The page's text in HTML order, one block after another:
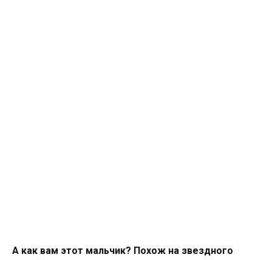
А как вам этот мальчик? Похож на звездного